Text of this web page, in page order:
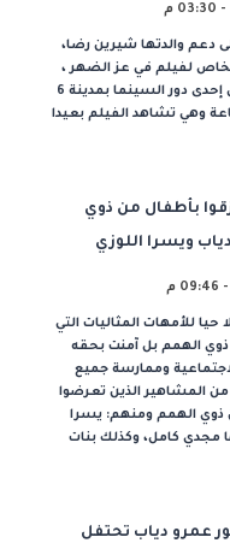
دعم والدتها شيرين رضا،
لفيلم في عز الضهر ،
الذي أقيم منذ قليل داخل إحدى دور السينما بمدينة 6
وهي تشاهد الفيلم بعيدا
بأطفال من ذوي
ويسرا اللوزي
حيا للأمهات المثاليات التي
الهمم بل آمنت بحقه
وممارسة جميع
المشاهير الذين تعرضوا
ذوي الهمم ومنهم: يسرا
مجدي كامل، وكذلك بنات
عمرو دياب تحتفل